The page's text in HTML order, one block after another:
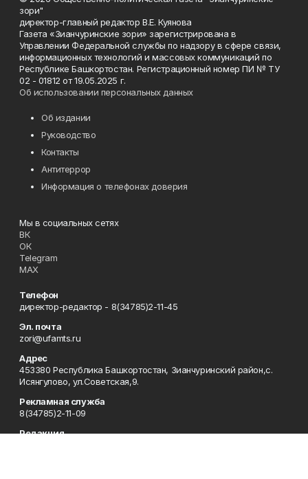
зори"
директор-главный редактор В.Е. Куянова
Газета «Зианчуринские зори» зарегистрирована в
Управлении Федеральной службы по надзору в сфере связи,
информационных технологий и массовых коммуникаций по
Республике Башкортостан. Регистрационный номер ПИ № ТУ
02 - 01812 от 19.05.2025 г.
Об использовании персональных данных
Об издании
Руководство
Контакты
Антитеррор
Информация о телефонах доверия
Мы в социальных сетях
ВК
ОК
Telegram
MAX
Телефон
директор-редактор - 8(34785)2-11-45
Эл. почта
zori@ufamts.ru
Адрес
453380 Республика Башкортостан, Зианчуринский район,с.
Исянгулово, ул.Советская,9.
Рекламная служба
8(34785)2-11-09
Редакция